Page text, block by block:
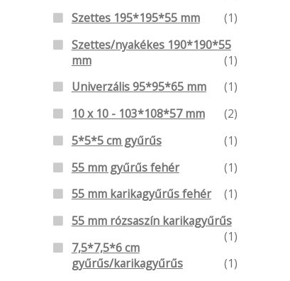
Szettes 195*195*55 mm
(1)
Szettes/nyakékes 190*190*55
mm
(1)
Univerzális 95*95*65 mm
(1)
10 x 10 - 103*108*57 mm
(2)
5*5*5 cm gyűrűs
(1)
55 mm gyűrűs fehér
(1)
55 mm karikagyűrűs fehér
(1)
55 mm rózsaszín karikagyűrűs
(1)
7,5*7,5*6 cm
gyűrűs/karikagyűrűs
(1)